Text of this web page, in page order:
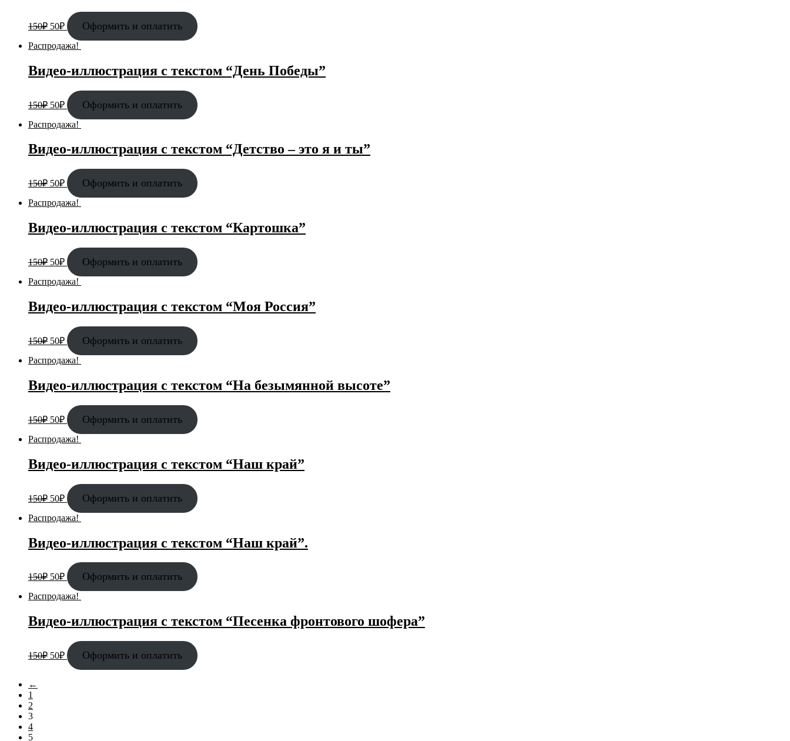
150₽ 50₽ Оформить и оплатить
Распродажа!
Видео-иллюстрация с текстом “День Победы”
150₽ 50₽ Оформить и оплатить
Распродажа!
Видео-иллюстрация с текстом “Детство – это я и ты”
150₽ 50₽ Оформить и оплатить
Распродажа!
Видео-иллюстрация с текстом “Картошка”
150₽ 50₽ Оформить и оплатить
Распродажа!
Видео-иллюстрация с текстом “Моя Россия”
150₽ 50₽ Оформить и оплатить
Распродажа!
Видео-иллюстрация с текстом “На безымянной высоте”
150₽ 50₽ Оформить и оплатить
Распродажа!
Видео-иллюстрация с текстом “Наш край”
150₽ 50₽ Оформить и оплатить
Распродажа!
Видео-иллюстрация с текстом “Наш край”.
150₽ 50₽ Оформить и оплатить
Распродажа!
Видео-иллюстрация с текстом “Песенка фронтового шофера”
150₽ 50₽ Оформить и оплатить
←
1
2
3
4
5